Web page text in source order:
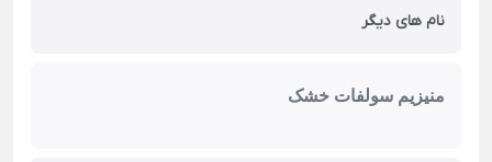
نام های دیگر
منیزیم سولفات خشک